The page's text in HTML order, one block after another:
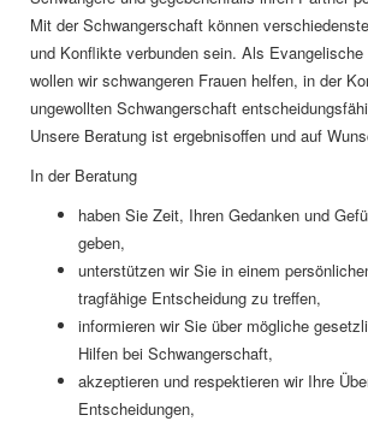
Mit der Schwangerschaft können
und Konflikte verbunden sein. Als
wollen wir schwangeren Frauen helfen, in der
ungewollten Schwangerschaft
Unsere Beratung ist ergebnisoffen und auf
In der Beratung
haben Sie Zeit, Ihren Gedanken und
geben,
unterstützen wir Sie in einem
tragfähige Entscheidung zu treffen,
informieren wir Sie über mögliche
Hilfen bei Schwangerschaft,
akzeptieren und respektieren wir Ihre
Entscheidungen,